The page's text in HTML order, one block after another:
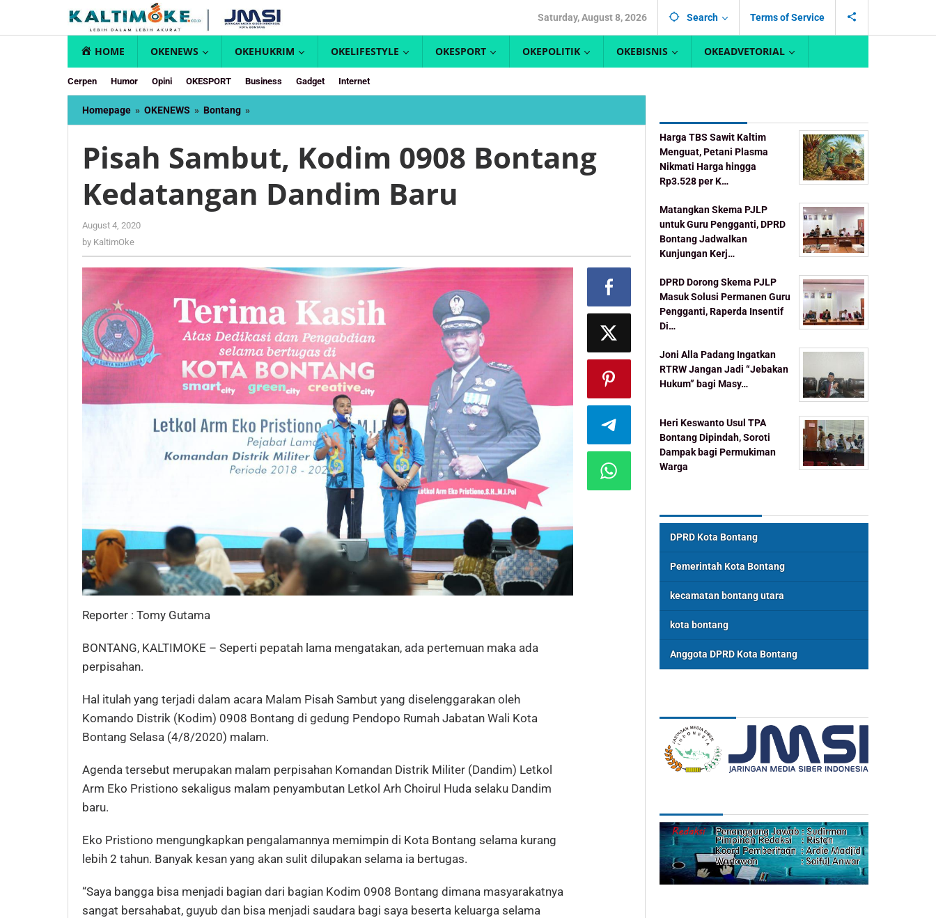
content
Saturday, August 8, 2026 Search Terms of Service
HOME OKENEWS OKEHUKRIM OKELIFESTYLE OKESPORT OKEPOLITIK OKEBISNIS OKEADVETORIAL
Cerpen Humor Opini OKESPORT Business Gadget Internet
Homepage » OKENEWS » Bontang »
Sambut,
0908
Bontang
Kedatangan
Dandim
Pisah Sambut, Kodim 0908 Bontang
Kedatangan Dandim Baru
August 4, 2020
by KaltimOke
Reporter : Tomy Gutama
BONTANG, KALTIMOKE – Seperti pepatah lama mengatakan, ada pertemuan maka ada
perpisahan.
Hal itulah yang terjadi dalam acara Malam Pisah Sambut yang diselenggarakan oleh
Komando Distrik (Kodim) 0908 Bontang di gedung Pendopo Rumah Jabatan Wali Kota
Bontang Selasa (4/8/2020) malam.
Agenda tersebut merupakan malam perpisahan Komandan Distrik Militer (Dandim) Letkol
Arm Eko Pristiono sekaligus malam penyambutan Letkol Arh Choirul Huda selaku Dandim
baru.
Eko Pristiono mengungkapkan pengalamannya memimpin di Kota Bontang selama kurang
lebih 2 tahun. Banyak kesan yang akan sulit dilupakan selama ia bertugas.
“Saya bangga bisa menjadi bagian dari bagian Kodim 0908 Bontang dimana masyarakatnya
sangat bersahabat, guyub dan bisa menjadi saudara bagi saya beserta keluarga selama
Harga TBS Sawit Kaltim
Menguat, Petani Plasma
Nikmati Harga hingga
Rp3.528 per K…
Matangkan Skema PJLP
untuk Guru Pengganti, DPRD
Bontang Jadwalkan
Kunjungan Kerj…
DPRD Dorong Skema PJLP
Masuk Solusi Permanen Guru
Pengganti, Raperda Insentif
Di…
Joni Alla Padang Ingatkan
RTRW Jangan Jadi “Jebakan
Hukum” bagi Masy…
Heri Keswanto Usul TPA
Bontang Dipindah, Soroti
Dampak bagi Permukiman
Warga
DPRD Kota Bontang
Pemerintah Kota Bontang
kecamatan bontang utara
kota bontang
Anggota DPRD Kota Bontang